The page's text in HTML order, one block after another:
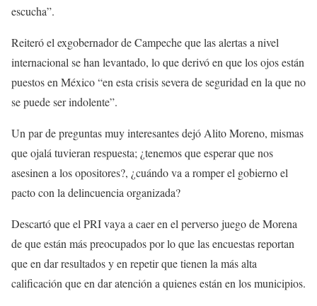
escucha”.
Reiteró el exgobernador de Campeche que las alertas a nivel
internacional se han levantado, lo que derivó en que los ojos están
puestos en México “en esta crisis severa de seguridad en la que no
se puede ser indolente”.
Un par de preguntas muy interesantes dejó Alito Moreno, mismas
que ojalá tuvieran respuesta; ¿tenemos que esperar que nos
asesinen a los opositores?, ¿cuándo va a romper el gobierno el
pacto con la delincuencia organizada?
Descartó que el PRI vaya a caer en el perverso juego de Morena
de que están más preocupados por lo que las encuestas reportan
que en dar resultados y en repetir que tienen la más alta
calificación que en dar atención a quienes están en los municipios.